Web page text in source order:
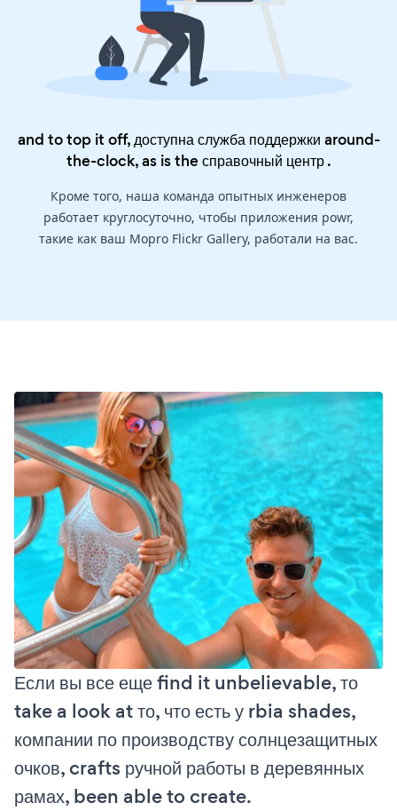
and to top it off, доступна служба поддержки around-
the-clock, as is theсправочный центр.
Кроме того, наша команда опытных инженеров
работает круглосуточно, чтобы приложения powr,
такие как ваш Mopro Flickr Gallery, работали на вас.
Если вы все еще find it unbelievable, то
take a look at то, что есть у rbia shades,
компании по производству солнцезащитных
очков, crafts ручной работы в деревянных
рамах, been able to create.